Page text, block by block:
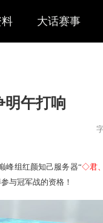
大话赛事
冠军之争
汰赛结果已出，巅峰
围晋级，成功获得参